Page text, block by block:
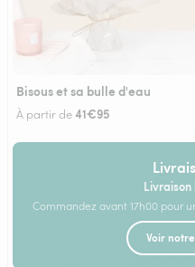
Bisous et sa bulle d'eau
À partir de41€95
Livraison
Commandez avant 17h00 pour
Voir